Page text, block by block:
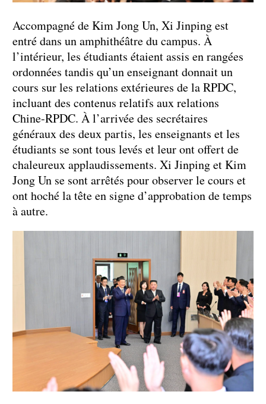
Accompagné de Kim Jong Un, Xi Jinping est
entré dans un amphithéâtre du campus. À
l’intérieur, les étudiants étaient assis en rangées
ordonnées tandis qu’un enseignant donnait un
cours sur les relations extérieures de la RPDC,
incluant des contenus relatifs aux relations
Chine-RPDC. À l’arrivée des secrétaires
généraux des deux partis, les enseignants et les
étudiants se sont tous levés et leur ont offert de
chaleureux applaudissements. Xi Jinping et Kim
Jong Un se sont arrêtés pour observer le cours et
ont hoché la tête en signe d’approbation de temps
à autre.